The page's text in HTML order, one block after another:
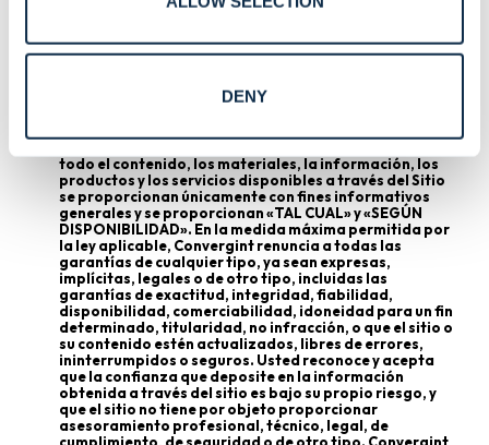
DENY
servicios es bajo su propia responsabilidad.
5. EXENCIONES DE
RESPONSABILIDAD
todo el contenido, los materiales, la información, los
productos y los servicios disponibles a través del Sitio
se proporcionan únicamente con fines informativos
generales y se proporcionan «TAL CUAL» y «SEGÚN
DISPONIBILIDAD». En la medida máxima permitida por
la ley aplicable, Convergint renuncia a todas las
garantías de cualquier tipo, ya sean expresas,
implícitas, legales o de otro tipo, incluidas las
garantías de exactitud, integridad, fiabilidad,
disponibilidad, comerciabilidad, idoneidad para un fin
determinado, titularidad, no infracción, o que el sitio o
su contenido estén actualizados, libres de errores,
ininterrumpidos o seguros. Usted reconoce y acepta
que la confianza que deposite en la información
obtenida a través del sitio es bajo su propio riesgo, y
que el sitio no tiene por objeto proporcionar
asesoramiento profesional, técnico, legal, de
cumplimiento, de seguridad o de otro tipo. Convergint